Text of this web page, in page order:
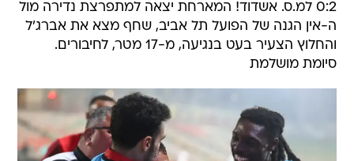
0:2 למ.ס. אשדוד! המארחת יצאה למתפרצת נדירה מול
ה-אין הגנה של הפועל תל אביב, שחף מצא את אברג'ל
והחלוץ הצעיר בעט בנגיעה, מ-17 מטר, לחיבורים.
סיומת מושלמת